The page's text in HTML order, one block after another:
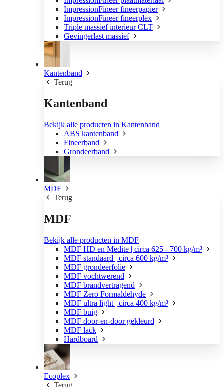
ImpressionFineer fineerpapier
ImpressionFineer fineerplex
Triple massief interieur CLT
Gevingerlast massief
Kantenband
Terug
Kantenband
Bekijk alle producten in Kantenband
ABS kantenband
Fineerband
Grondeerband
MDF
Terug
MDF
Bekijk alle producten in MDF
MDF HD en Medite | circa 625 - 700 kg/m³
MDF standaard | circa 600 kg/m³
MDF grondeerfolie
MDF vochtwerend
MDF brandvertragend
MDF Zero Formaldehyde
MDF ultra light | circa 400 kg/m³
MDF buig
MDF door-en-door gekleurd
MDF lack
Hardboard
Ecoplex
Terug